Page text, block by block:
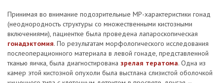
Принимая во внимание подозрительные МР-характеристики гонад
(неоднородность структуры со множественными кистозными
включениями), пациентке была проведена лапароскопическая
гонадэктомия. По результатам морфологического исследования
послеоперационного материала в левой гонаде, представленной
тканью яичка, была диагностирована зрелая тератома. Одна из
камер этой кистозной опухоли была выстлана слизистой оболочкой